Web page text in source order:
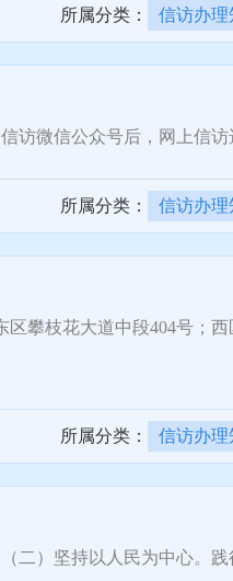
所属分类： 信访办理
微信公众号后，网上信访
所属分类： 信访办理
攀枝花大道中段404号；
所属分类： 信访办理
）坚持以人民为中心。践